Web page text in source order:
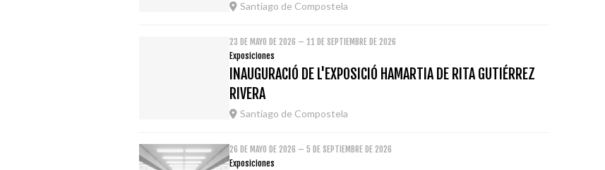
Santiago de Compostela
23 DE MAYO DE 2026 – 11 DE SEPTIEMBRE DE 2026
Exposiciones
INAUGURACIÓ DE L'EXPOSICIÓ HAMARTIA DE RITA GUTIÉRREZ
RIVERA
Santiago de Compostela
26 DE MAYO DE 2026 – 5 DE SEPTIEMBRE DE 2026
Exposiciones